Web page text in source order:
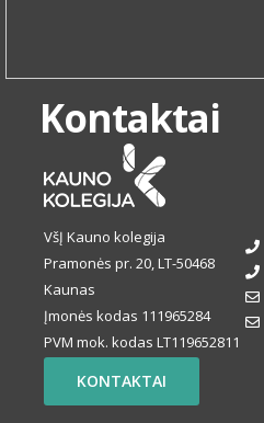
Kontaktai
VšĮ Kauno kolegija
Pramonės pr. 20, LT-50468
Kaunas
Įmonės kodas 111965284
PVM mok. kodas LT119652811
KONTAKTAI